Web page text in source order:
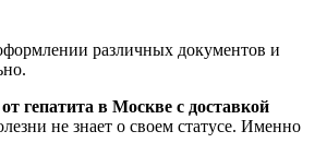
различных документов и
гепатита в Москве с доставкой
не знает о своем статусе. Именно